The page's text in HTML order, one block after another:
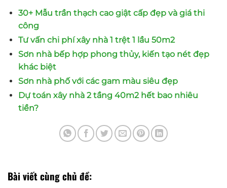
30+ Mẫu trần thạch cao giật cấp đẹp và giá thi
công
Tư vấn chi phí xây nhà 1 trệt 1 lầu 50m2
Sơn nhà bếp hợp phong thủy, kiến tạo nét đẹp
khác biệt
Sơn nhà phố với các gam màu siêu đẹp
Dự toán xây nhà 2 tầng 40m2 hết bao nhiêu
tiền?
Bài viết cùng chủ đề: